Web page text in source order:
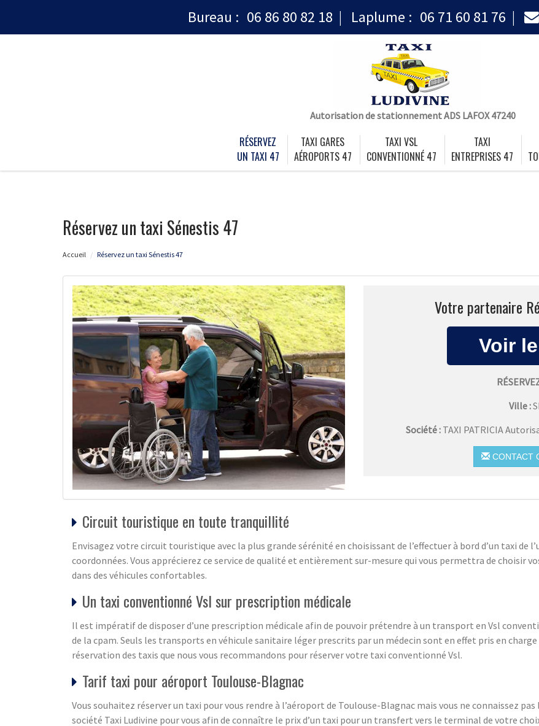
Bureau : 06 86 80 82 18 Laplume : 06 71 60 81 76
Autorisation de stationnement ADS LAFOX 47240
RÉSERVEZ
UN TAXI 47
TAXI GARES
AÉROPORTS 47
TAXI VSL
CONVENTIONNÉ 47
TAXI
ENTREPRISES 47
Réservez un taxi Sénestis 47
Accueil Réservez un taxi Sénestis 47
Votre partenaire
Ville :
Société : TAXI PATRICIA
CONTACT
Circuit touristique en toute tranquillité
Envisagez votre circuit touristique avec la plus grande sérénité en choisissant de l’effectuer à bord d’un taxi de
coordonnées. Vous apprécierez ce service de qualité et entièrement sur-mesure qui vous permettra de choisir
dans des véhicules confortables.
Un taxi conventionné Vsl sur prescription médicale
Il est impératif de disposer d’une prescription médicale afin de pouvoir prétendre à un transport en Vsl
de la cpam. Seuls les transports en véhicule sanitaire léger prescrits par un médecin sont en effet pris en
réservation des taxis que nous vous recommandons pour réserver votre taxi conventionné Vsl.
Tarif taxi pour aéroport Toulouse-Blagnac
Vous souhaitez réserver un taxi pour vous rendre à l’aéroport de Toulouse-Blagnac mais vous ne connaissez
société Taxi Ludivine pour vous afin de connaître le prix d’un taxi pour un transfert vers le terminal de votre